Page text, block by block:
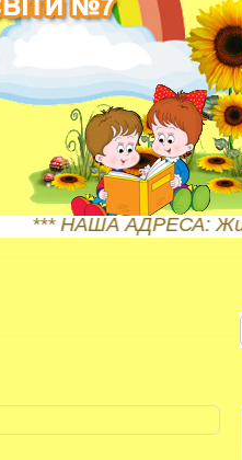
Житомирська